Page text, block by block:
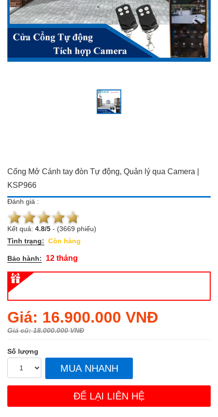
Camera trọn bộ giá ưu đãi
Đầu ghi hình
Chuông cửa màn hình
Đồ dùng Gia đình & Công
nghệ
Camera trọn bộ giá ưu đãi
Đầu ghi hình
0934 101 399
Cổng Mở Cánh tay đòn Tự động, Quản lý qua Camera |
KSP966
Đánh giá :
Kết quả: 4.8/5 - (3669 phiếu)
Tình trạng: Còn hàng
Bảo hành: 12 tháng
Regular
price
Giá: 16.900.000 VNĐ
Giá cũ: 18.000.000 VNĐ
Số lượng
MUA NHANH
ĐỂ LẠI LIÊN HỆ